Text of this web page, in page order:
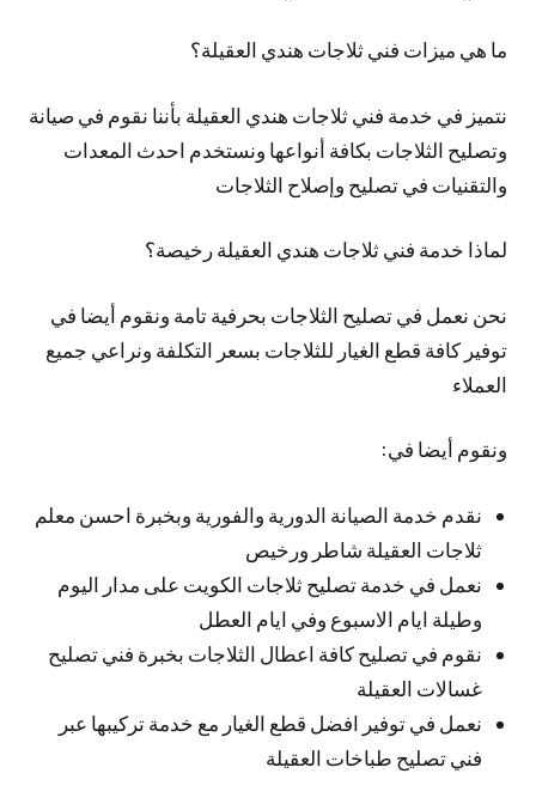
ما هي ميزات فني ثلاجات هندي العقيلة؟
نتميز في خدمة فني ثلاجات هندي العقيلة بأننا نقوم في صيانة
وتصليح الثلاجات بكافة أنواعها ونستخدم احدث المعدات
والتقنيات في تصليح وإصلاح الثلاجات
لماذا خدمة فني ثلاجات هندي العقيلة رخيصة؟
نحن نعمل في تصليح الثلاجات بحرفية تامة ونقوم أيضا في
توفير كافة قطع الغيار للثلاجات بسعر التكلفة ونراعي جميع
العملاء
ونقوم أيضا في:
نقدم خدمة الصيانة الدورية والفورية وبخبرة احسن معلم
ثلاجات العقيلة شاطر ورخيص
نعمل في خدمة تصليح ثلاجات الكويت على مدار اليوم
وطيلة ايام الاسبوع وفي ايام العطل
نقوم في تصليح كافة اعطال الثلاجات بخبرة فني تصليح
غسالات العقيلة
نعمل في توفير افضل قطع الغيار مع خدمة تركيبها عبر
فني تصليح طباخات العقيلة